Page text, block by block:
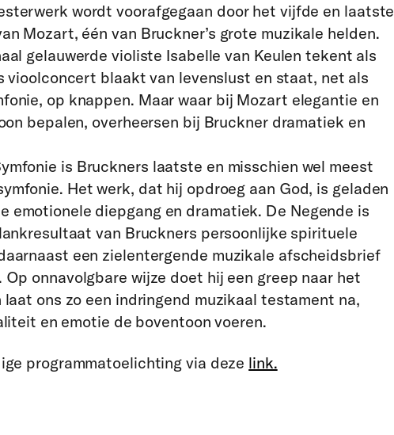
wordt voorafgegaan door het vijfde en laatste
Mozart, één van Bruckner’s grote muzikale helden.
gelauwerde violiste Isabelle van Keulen tekent als
vioolconcert blaakt van levenslust en staat, net als
op knappen. Maar waar bij Mozart elegantie en
bepalen, overheersen bij Bruckner dramatiek en
is Bruckners laatste en misschien wel meest
Het werk, dat hij opdroeg aan God, is geladen
emotionele diepgang en dramatiek. De Negende is
van Bruckners persoonlijke spirituele
een zielentergende muzikale afscheidsbrief
Op onnavolgbare wijze doet hij een greep naar het
laat ons zo een indringend muzikaal testament na,
en emotie de boventoon voeren.
programmatoelichting via deze link.